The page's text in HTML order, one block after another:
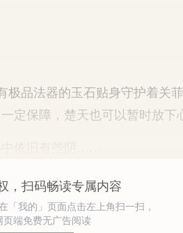
品法器的玉石贴身守护着关
定保障，楚天也可以暂时放下
，扫码畅读专属内容
「我的」页面点击左上角扫一扫，
页端免费无广告阅读